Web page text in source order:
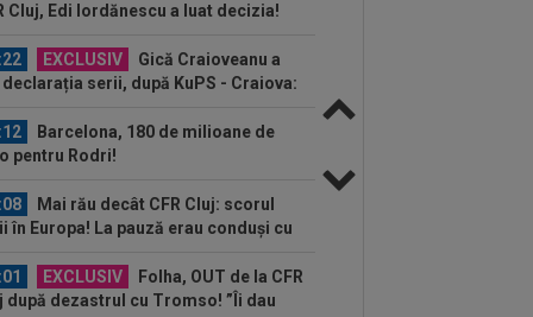
Cluj, Edi Iordănescu a luat decizia!
EXCLUSIV
Gică Craioveanu a
serii, după KuPS - Craiova:
Barcelona, 180 de milioane de
pentru Rodri!
Mai rău decât CFR Cluj: scorul
în Europa! La pauză erau conduși cu
EXCLUSIV
Folha, OUT de la CFR
după dezastrul cu Tromso! ”Îi dau